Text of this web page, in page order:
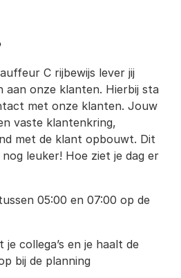
C rijbewijs lever jij
aan onze klanten. Hierbij sta
met onze klanten. Jouw
vaste klantenkring,
met de klant opbouwt. Dit
leuker! Hoe ziet je dag er
05:00 en 07:00 op de
collega’s en je haalt de
bij de planning